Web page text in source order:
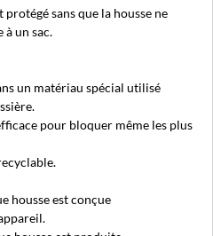
sans que la housse ne
à un sac.
un matériau spécial utilisé
pour bloquer même les plus
housse est conçue